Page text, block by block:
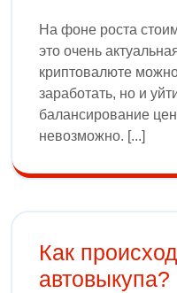
На фоне роста стоимости криптовалюты сейчас
это очень
криптовалюте
заработать, но и
балансирование
невозможно. [...]
Как
автовыкупа?